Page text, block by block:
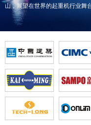
山，展望在世界的起重机行业舞台